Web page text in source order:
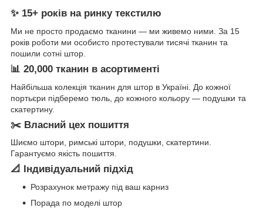
✨ 15+ років на ринку текстилю
Ми не просто продаємо тканини — ми живемо ними. За 15
років роботи ми особисто протестували тисячі тканин та
пошили сотні штор.
📊 20,000 тканин в асортименті
Найбільша колекція тканин для штор в Україні. До кожної
портьєри підберемо тюль, до кожного кольору — подушки та
скатертину.
✂️ Власний цех пошиття
Шиємо штори, римські штори, подушки, скатертини.
Гарантуємо якість пошиття.
📐 Індивідуальний підхід
Розрахунок метражу під ваш карниз
Порада по моделі штор